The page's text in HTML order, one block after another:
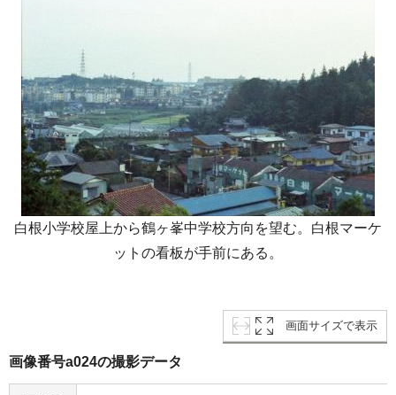
白根小学校屋上から鶴ヶ峯中学校方向を望む。白根マーケ
ットの看板が手前にある。
画面サイズで表示
画像番号a024の撮影データ